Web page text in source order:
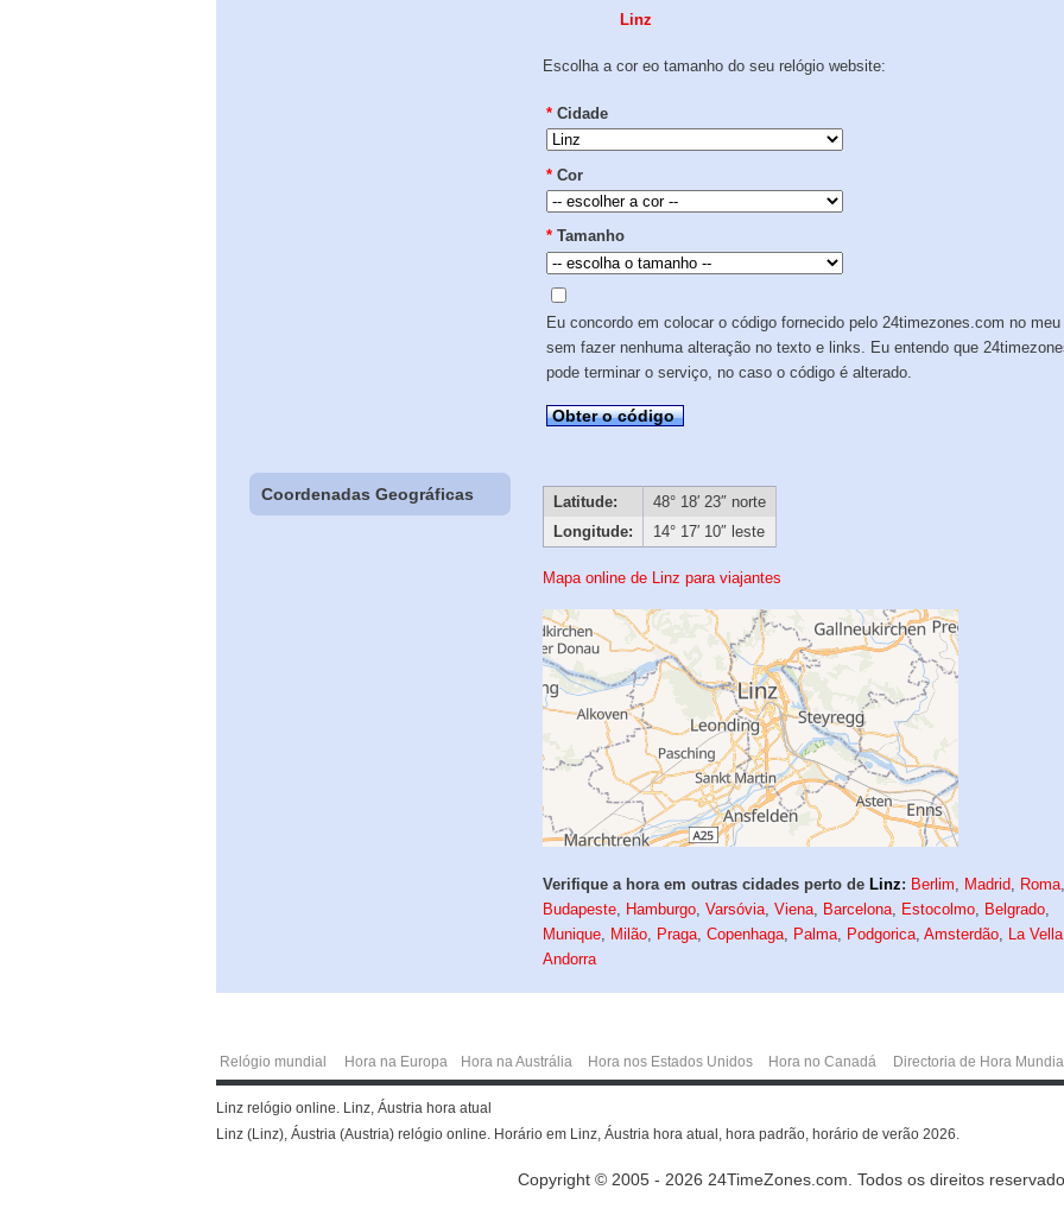
Linz
Escolha a cor eo tamanho do seu relógio website:
* Cidade
* Cor
* Tamanho
Eu concordo em colocar o código fornecido pelo 24timezones.com no
sem fazer nenhuma alteração no texto e links. Eu entendo que
pode terminar o serviço, no caso o código é alterado.
Obter o código
Coordenadas Geográficas Latitude:
48° 18′ 23″ norte
Longitude:
14° 17′ 10″ leste
Mapa online de Linz para viajantes
Verifique a hora em outras cidades perto de Linz: Berlim, Madrid, Roma
Budapeste, Hamburgo,Varsóvia,Viena, Barcelona, Estocolmo, Belgrado,
Munique, Milão, Praga,Copenhaga, Palma, Podgorica,Amsterdão, La
Andorra
Relógio mundial Hora na Europa Hora na Austrália Hora nos Estados Unidos Hora no Canadá Directoria de Hora
Linz relógio online. Linz, Áustria hora atual
Linz (Linz), Áustria (Austria) relógio online. Horário em Linz, Áustria hora atual, hora padrão, horário de verão 2026.
Copyright © 2005 - 2026 24TimeZones.com. Todos os direitos